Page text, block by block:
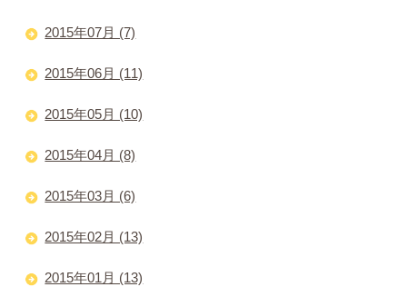
2015年07月 (7)
2015年06月 (11)
2015年05月 (10)
2015年04月 (8)
2015年03月 (6)
2015年02月 (13)
2015年01月 (13)